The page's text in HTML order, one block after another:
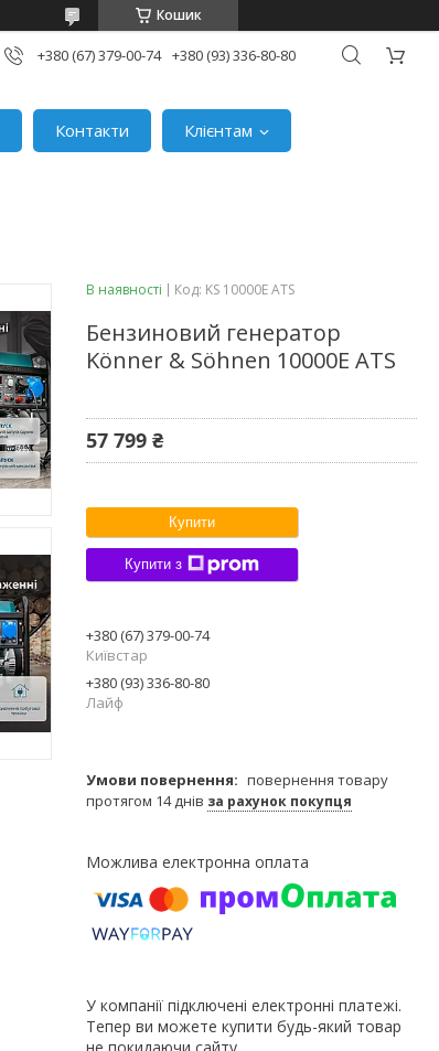
Кошик
+380 (67) 379-00-74 +380 (93) 336-80-80
Контакти
Клієнтам
В наявності Код: KS 10000E ATS
Бензиновий генератор
Könner & Söhnen 10000E ATS
57 799 ₴
Купити
Купити з
+380 (67) 379-00-74
Київстар
+380 (93) 336-80-80
Лайф
повернення товару
протягом 14 днів за рахунок покупця
У компанії підключені електронні платежі.
Тепер ви можете купити будь-який товар
не покидаючи сайту.